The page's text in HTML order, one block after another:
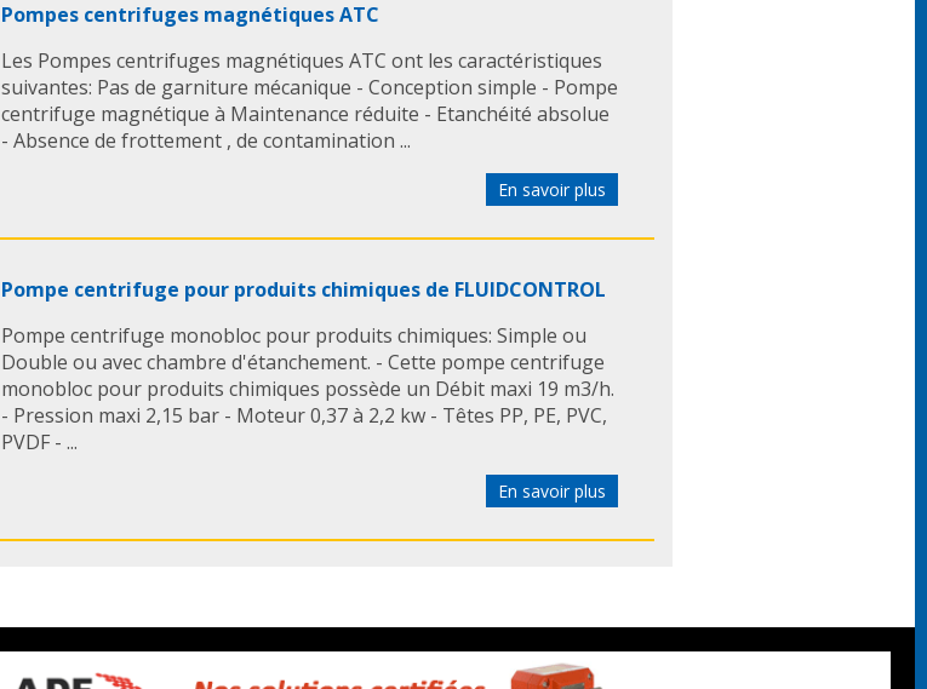
Pompes centrifuges magnétiques ATC
Les Pompes centrifuges magnétiques ATC ont les caractéristiques
suivantes: Pas de garniture mécanique - Conception simple - Pompe
centrifuge magnétique à Maintenance réduite - Etanchéité absolue
- Absence de frottement , de contamination ...
En savoir plus
Pompe centrifuge pour produits chimiques de FLUIDCONTROL
Pompe centrifuge monobloc pour produits chimiques: Simple ou
Double ou avec chambre d'étanchement. - Cette pompe centrifuge
monobloc pour produits chimiques possède un Débit maxi 19 m3/h.
- Pression maxi 2,15 bar - Moteur 0,37 à 2,2 kw - Têtes PP, PE, PVC,
PVDF - ...
En savoir plus
cette pompe centrifuge inox pour des applications sanitaires: elles